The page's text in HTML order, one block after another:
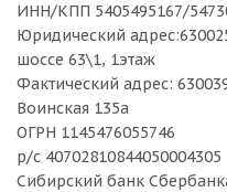
ИНН/КПП 5405495167/
Юридический
шоссе 63\1, 1этаж
Фактический адрес:
Воинская 135а
ОГРН 1145476055746
р/с 40702810844050004305
Сибирский банк